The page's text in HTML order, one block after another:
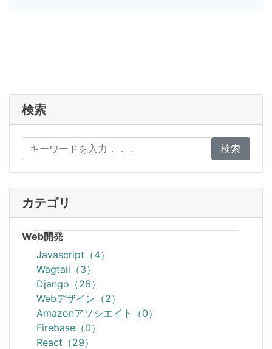
検索
検索
カテゴリ
Web開発
Javascript（4）
Wagtail（3）
Django（26）
Webデザイン（2）
Amazonアソシエイト（0）
Firebase（0）
React（29）